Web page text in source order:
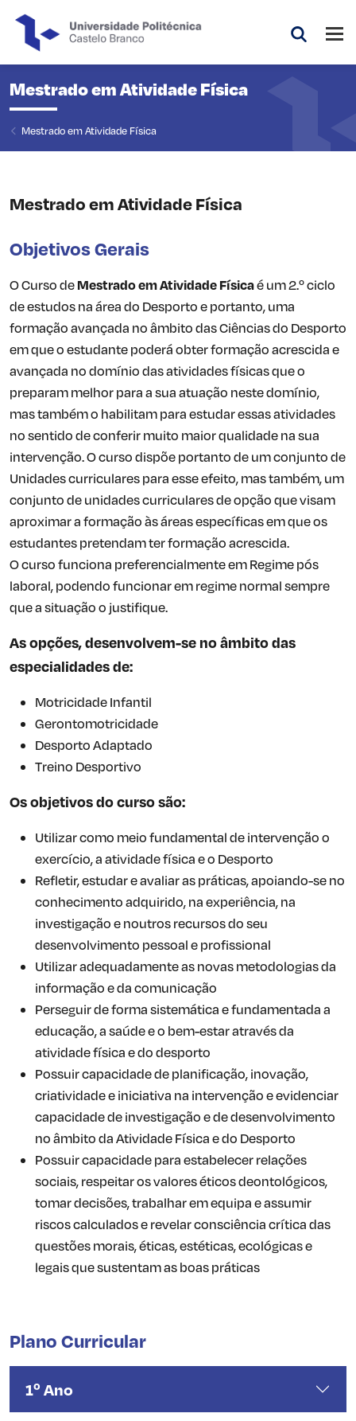
Mestrado em Atividade Física
Mestrado em Atividade Física
Mestrado em Atividade Física
Objetivos Gerais
O Curso deMestrado em Atividade Físicaé um 2.º ciclo
de estudos na área do Desporto e portanto, uma
formação avançada no âmbito das Ciências do Desporto
em que o estudante poderá obter formação acrescida e
avançada no domínio das atividades físicas que o
preparam melhor para a sua atuação neste domínio,
mas também o habilitam para estudar essas atividades
no sentido de conferir muito maior qualidade na sua
intervenção. O curso dispõe portanto de um conjunto de
Unidades curriculares para esse efeito, mas também, um
conjunto de unidades curriculares de opção que visam
aproximar a formação às áreas específicas em que os
estudantes pretendam ter formação acrescida.
O curso funciona preferencialmente em Regime pós
laboral, podendo funcionar em regime normal sempre
que a situação o justifique.
As opções, desenvolvem-se no âmbito das
especialidades de:
Motricidade Infantil
Gerontomotricidade
Desporto Adaptado
Treino Desportivo
Os objetivos do curso são:
Utilizar como meio fundamental de intervenção o
exercício, a atividade física e o Desporto
Refletir, estudar e avaliar as práticas, apoiando-se no
conhecimento adquirido, na experiência, na
investigação e noutros recursos do seu
desenvolvimento pessoal e profissional
Utilizar adequadamente as novas metodologias da
informação e da comunicação
Perseguir de forma sistemática e fundamentada a
educação, a saúde e o bem-estar através da
atividade física e do desporto
Possuir capacidade de planificação, inovação,
criatividade e iniciativa na intervenção e evidenciar
capacidade de investigação e de desenvolvimento
no âmbito da Atividade Física e do Desporto
Possuir capacidade para estabelecer relações
sociais, respeitar os valores éticos deontológicos,
tomar decisões, trabalhar em equipa e assumir
riscos calculados e revelar consciência crítica das
questões morais, éticas, estéticas, ecológicas e
legais que sustentam as boas práticas
Plano Curricular
1º Ano